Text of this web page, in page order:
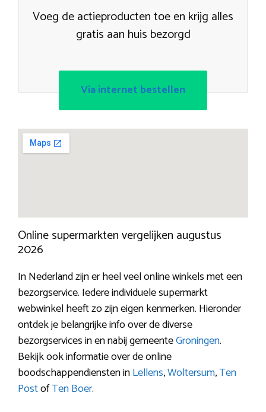
Voeg de actieproducten toe en krijg alles
gratis aan huis bezorgd
Via internet bestellen
Online supermarkten vergelijken augustus
2026
In Nederland zijn er heel veel online winkels met een
bezorgservice. Iedere individuele supermarkt
webwinkel heeft zo zijn eigen kenmerken. Hieronder
ontdek je belangrijke info over de diverse
bezorgservices in en nabij gemeenteGroningen.
Bekijk ook informatie over de online
boodschappendiensten inLellens,Woltersum,Ten
PostofTen Boer.